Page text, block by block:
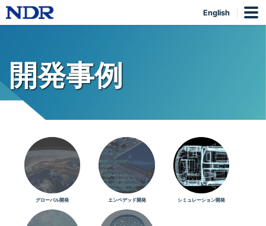
English
開発事例
グローバル開発 エンベデッド開発 シミュレーション開発